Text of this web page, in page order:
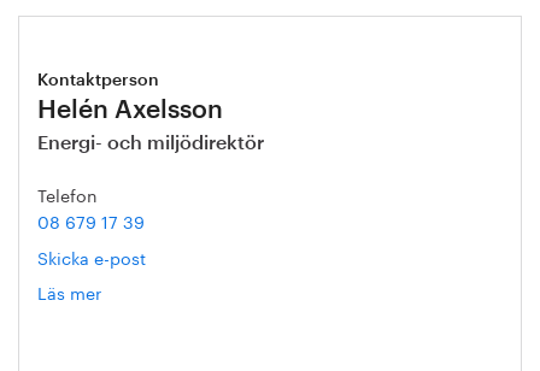
Kontaktperson
Helén Axelsson
Energi- och miljödirektör
Telefon
08 679 17 39
Skicka e-post
Läs mer